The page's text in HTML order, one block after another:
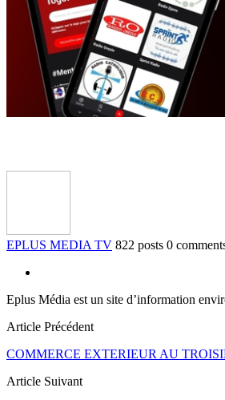
EPLUS MEDIA TV 822 posts 0
Eplus Média est un site d’information
Article Précédent
COMMERCE EXTERIEUR AU
Article Suivant